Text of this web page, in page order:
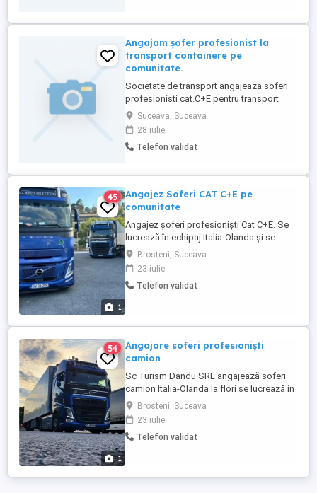
Angajam șofer profesionist la
transport containere pe
comunitate.
Societate de transport angajeaza soferi
profesionisti cat.C+E pentru transport
containere pe comunitate. Oferim: condiții
de lucru bune; Perioada de lucru se
stabilește de comun acord camioane
moderne euro 6 și șasie noi transportul
decontare analize ...
Suceava, Suceava
28 iulie
Telefon validat
1
45
Angajez Soferi CAT C+E pe
comunitate
Angajez șoferi profesioniști Cat C+E. Se
lucrează în echipaj Italia-Olanda și se
transportă flori.Pentru mai multe detalii la
nr de telefon - .Adrian Dandu
Brosteni, Suceava
23 iulie
Telefon validat
1
54
Angajare soferi profesioniști
camion
Sc Turism Dandu SRL angajează soferi
camion Italia-Olanda la flori se lucrează in
echipaj .Mai multe detalii la telefon
.Salariul atractiv!
Brosteni, Suceava
23 iulie
Telefon validat